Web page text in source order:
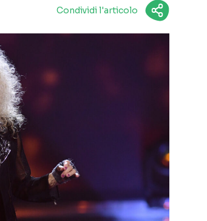
Condividi l'articolo